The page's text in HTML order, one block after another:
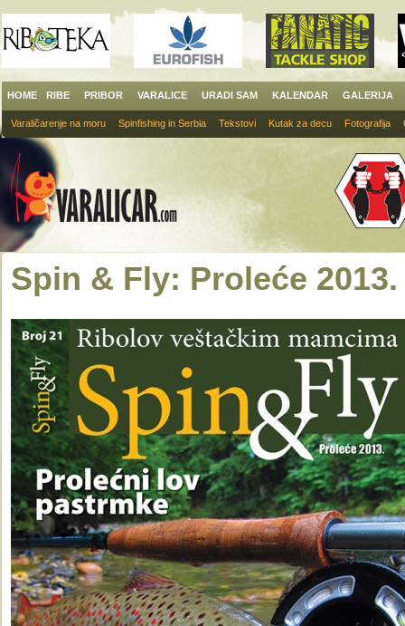
HOME RIBE PRIBOR VARALICE URADI SAM KALENDAR GALERIJA
Varaličarenje na moru Spinfishing in Serbia Tekstovi Kutak za decu Fotografija
Spin & Fly: Proleće 2013.